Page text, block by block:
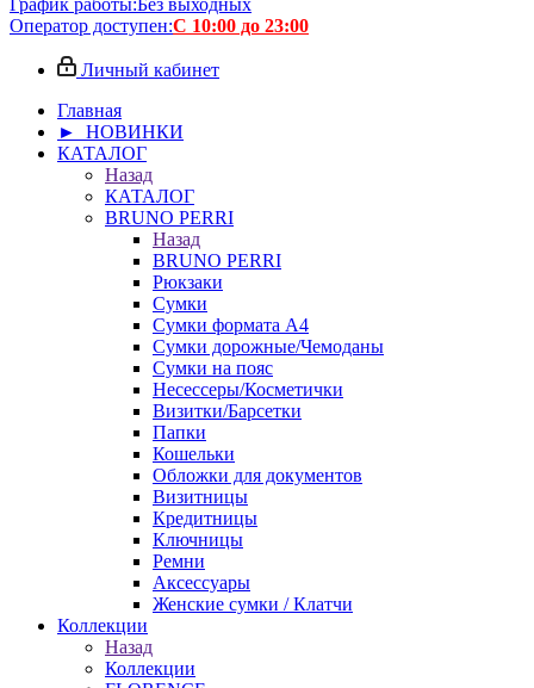
График работы: Без выходных
Оператор доступен:С 10:00 до 23:00
Личный кабинет
Главная
► НОВИНКИ
КАТАЛОГ
Назад
КАТАЛОГ
BRUNO PERRI
Назад
BRUNO PERRI
Рюкзаки
Сумки
Сумки формата А4
Сумки дорожные/Чемоданы
Сумки на пояс
Несессеры/Косметички
Визитки/Барсетки
Папки
Кошельки
Обложки для документов
Визитницы
Кредитницы
Ключницы
Ремни
Аксессуары
Женские сумки / Клатчи
Коллекции
Назад
Коллекции